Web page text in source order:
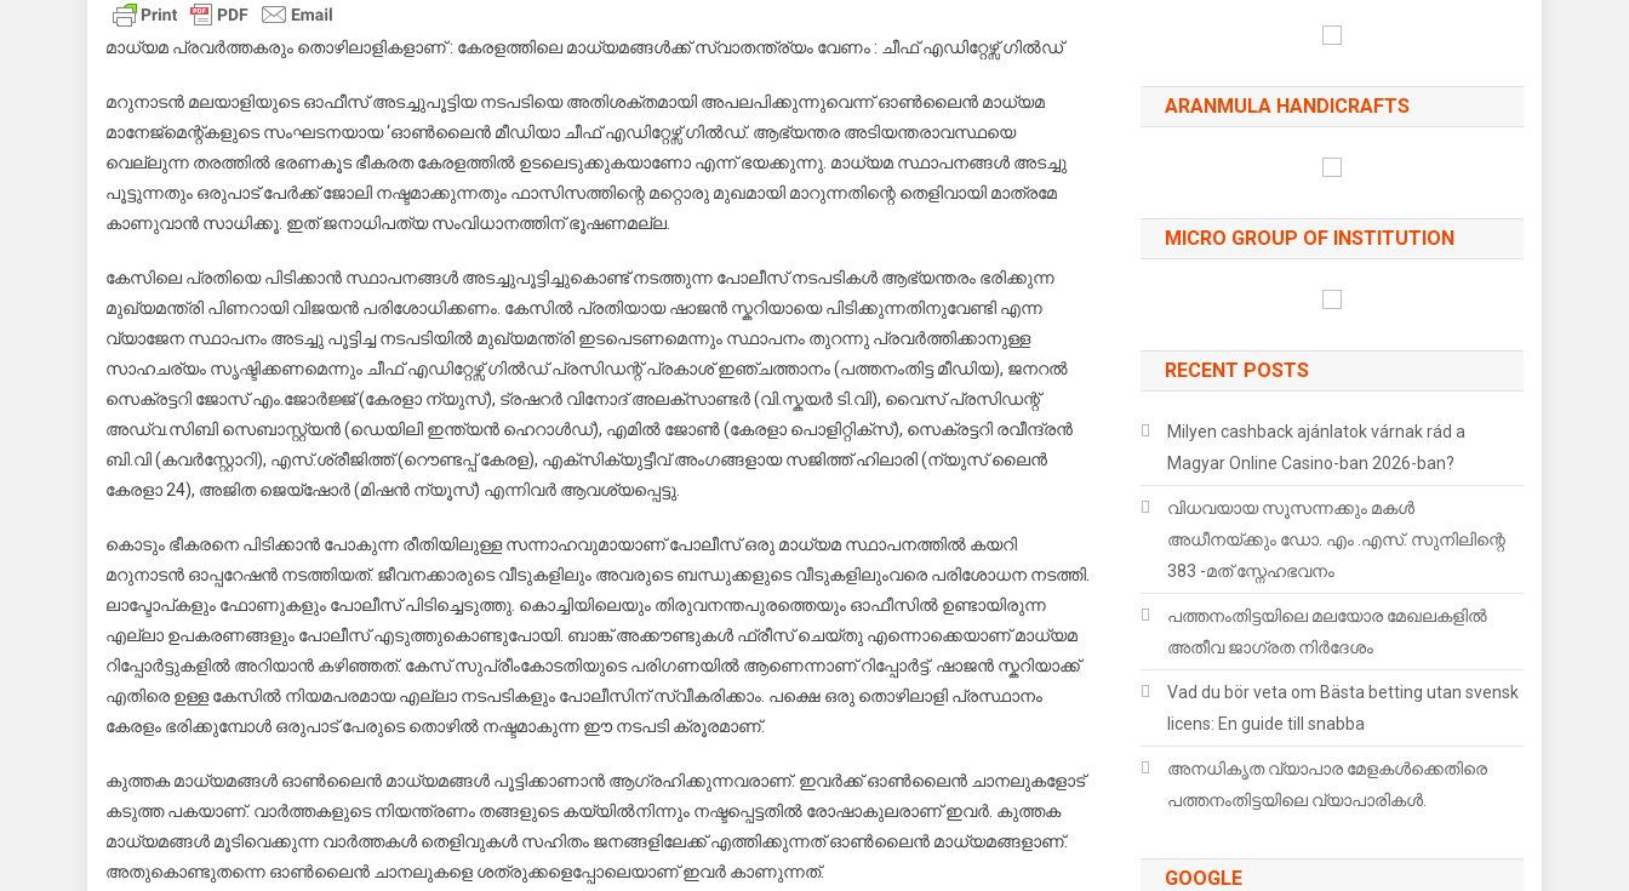
ഇനിയും
;
ചീഫ്
എഡിറ്റേഴ്സ്
ഗിൽഡ്
മാധ്യമ പ്രവർത്തകരും തൊഴിലാളികളാണ് : കേരളത്തിലെ മാധ്യമങ്ങൾക്ക്‌ സ്വാതന്ത്ര്യം വേണം : ചീഫ് എഡിറ്റേഴ്സ് ഗിൽഡ്
മറുനാടൻ മലയാളിയുടെ ഓഫീസ് അടച്ചുപൂട്ടിയ നടപടിയെ അതിശക്തമായി അപലപിക്കുന്നുവെന്ന് ഓൺലൈൻ മാധ്യമ
മാനേജ്മെന്റ്കളുടെ സംഘടനയായ ‘ഓൺലൈൻ മീഡിയാ ചീഫ് എഡിറ്റേഴ്സ് ഗിൽഡ്. ആഭ്യന്തര അടിയന്തരാവസ്ഥയെ
വെല്ലുന്ന തരത്തിൽ ഭരണകൂട ഭീകരത കേരളത്തിൽ ഉടലെടുക്കുകയാണോ എന്ന് ഭയക്കുന്നു. മാധ്യമ സ്ഥാപനങ്ങൾ അടച്ചു
പൂട്ടുന്നതും ഒരുപാട് പേർക്ക് ജോലി നഷ്ടമാക്കുന്നതും ഫാസിസത്തിന്റെ മറ്റൊരു മുഖമായി മാറുന്നതിന്റെ തെളിവായി മാത്രമേ
കാണുവാൻ സാധിക്കൂ. ഇത് ജനാധിപത്യ സംവിധാനത്തിന് ഭൂഷണമല്ല.
കേസിലെ പ്രതിയെ പിടിക്കാൻ സ്ഥാപനങ്ങൾ അടച്ചുപൂട്ടിച്ചുകൊണ്ട് നടത്തുന്ന പോലീസ് നടപടികൾ ആഭ്യന്തരം ഭരിക്കുന്ന
മുഖ്യമന്ത്രി പിണറായി വിജയൻ പരിശോധിക്കണം. കേസിൽ പ്രതിയായ ഷാജൻ സ്കറിയായെ പിടിക്കുന്നതിനുവേണ്ടി എന്ന
വ്യാജേന സ്ഥാപനം അടച്ചു പൂട്ടിച്ച നടപടിയിൽ മുഖ്യമന്ത്രി ഇടപെടണമെന്നും സ്ഥാപനം തുറന്നു പ്രവർത്തിക്കാനുള്ള
സാഹചര്യം സൃഷ്ടിക്കണമെന്നും ചീഫ് എഡിറ്റേഴ്സ് ഗിൽഡ് പ്രസിഡന്റ് പ്രകാശ് ഇഞ്ചത്താനം (പത്തനംതിട്ട മീഡിയ), ജനറൽ
സെക്രട്ടറി ജോസ് എം.ജോർജ്ജ് (കേരളാ ന്യുസ്), ട്രഷറർ വിനോദ് അലക്സാണ്ടർ (വി.സ്കയർ ടി.വി), വൈസ് പ്രസിഡന്റ്
അഡ്വ.സിബി സെബാസ്റ്റ്യൻ (ഡെയിലി ഇന്ത്യൻ ഹെറാൾഡ്‌), എമിൽ ജോൺ (കേരളാ പൊളിറ്റിക്സ്), സെക്രട്ടറി രവീന്ദ്രൻ
ബി.വി (കവർസ്റ്റോറി), എസ്‌.ശ്രീജിത്ത്‌ (റൌണ്ടപ്പ് കേരള), എക്സിക്യുട്ടീവ്‌ അംഗങ്ങളായ സജിത്ത് ഹിലാരി (ന്യുസ് ലൈൻ
കേരളാ 24), അജിത ജെയ്ഷോർ (മിഷൻ ന്യൂസ്) എന്നിവർ ആവശ്യപ്പെട്ടു.
കൊടും ഭീകരനെ പിടിക്കാൻ പോകുന്ന രീതിയിലുള്ള സന്നാഹവുമായാണ് പോലീസ് ഒരു മാധ്യമ സ്ഥാപനത്തിൽ കയറി
മറുനാടൻ ഓപ്പറേഷൻ നടത്തിയത്. ജീവനക്കാരുടെ വീടുകളിലും അവരുടെ ബന്ധുക്കളുടെ വീടുകളിലുംവരെ പരിശോധന നടത്തി.
ലാപ്ടോപ്കളും ഫോണുകളും പോലീസ് പിടിച്ചെടുത്തു. കൊച്ചിയിലെയും തിരുവനന്തപുരത്തെയും ഓഫീസിൽ ഉണ്ടായിരുന്ന
എല്ലാ ഉപകരണങ്ങളും പോലീസ് എടുത്തുകൊണ്ടുപോയി. ബാങ്ക് അക്കൗണ്ടുകൾ ഫ്രീസ് ചെയ്തു എന്നൊക്കെയാണ് മാധ്യമ
റിപ്പോർട്ടുകളിൽ അറിയാൻ കഴിഞ്ഞത്. കേസ് സുപ്രീംകോടതിയുടെ പരിഗണയിൽ ആണെന്നാണ് റിപ്പോർട്ട്. ഷാജൻ സ്കറിയാക്ക്
എതിരെ ഉള്ള കേസിൽ നിയമപരമായ എല്ലാ നടപടികളും പോലീസിന് സ്വീകരിക്കാം. പക്ഷെ ഒരു തൊഴിലാളി പ്രസ്ഥാനം
കേരളം ഭരിക്കുമ്പോൾ ഒരുപാട് പേരുടെ തൊഴിൽ നഷ്ടമാകുന്ന ഈ നടപടി ക്രൂരമാണ്.
കുത്തക മാധ്യമങ്ങൾ ഓൺലൈൻ മാധ്യമങ്ങൾ പൂട്ടിക്കാണാൻ ആഗ്രഹിക്കുന്നവരാണ്. ഇവർക്ക് ഓൺലൈൻ ചാനലുകളോട്
കടുത്ത പകയാണ്. വാർത്തകളുടെ നിയന്ത്രണം തങ്ങളുടെ കയ്യിൽനിന്നും നഷ്ടപ്പെട്ടതിൽ രോഷാകുലരാണ് ഇവർ. കുത്തക
മാധ്യമങ്ങൾ മൂടിവെക്കുന്ന വാർത്തകൾ തെളിവുകൾ സഹിതം ജനങ്ങളിലേക്ക് എത്തിക്കുന്നത് ഓൺലൈൻ മാധ്യമങ്ങളാണ്.
അതുകൊണ്ടുതന്നെ ഓൺലൈൻ ചാനലുകളെ ശത്രുക്കളെപ്പോലെയാണ് ഇവർ കാണുന്നത്.
ARANMULA HANDICRAFTS
MICRO GROUP OF INSTITUTION
RECENT POSTS
Milyen cashback ajánlatok várnak rád a
Magyar Online Casino-ban 2026-ban?
വിധവയായ സൂസന്നക്കും മകൾ
അധീനയ്ക്കും ഡോ. എം .എസ്. സുനിലിന്റെ
383 -മത് സ്നേഹഭവനം
പത്തനംതിട്ടയിലെ മലയോര മേഖലകളില്‍
അതീവ ജാഗ്രത നിര്‍ദേശം
Vad du bör veta om Bästa betting utan svensk
licens: En guide till snabba
അനധികൃത വ്യാപാര മേളകൾക്കെതിരെ
പത്തനംതിട്ടയിലെ വ്യാപാരികൾ.
GOOGLE